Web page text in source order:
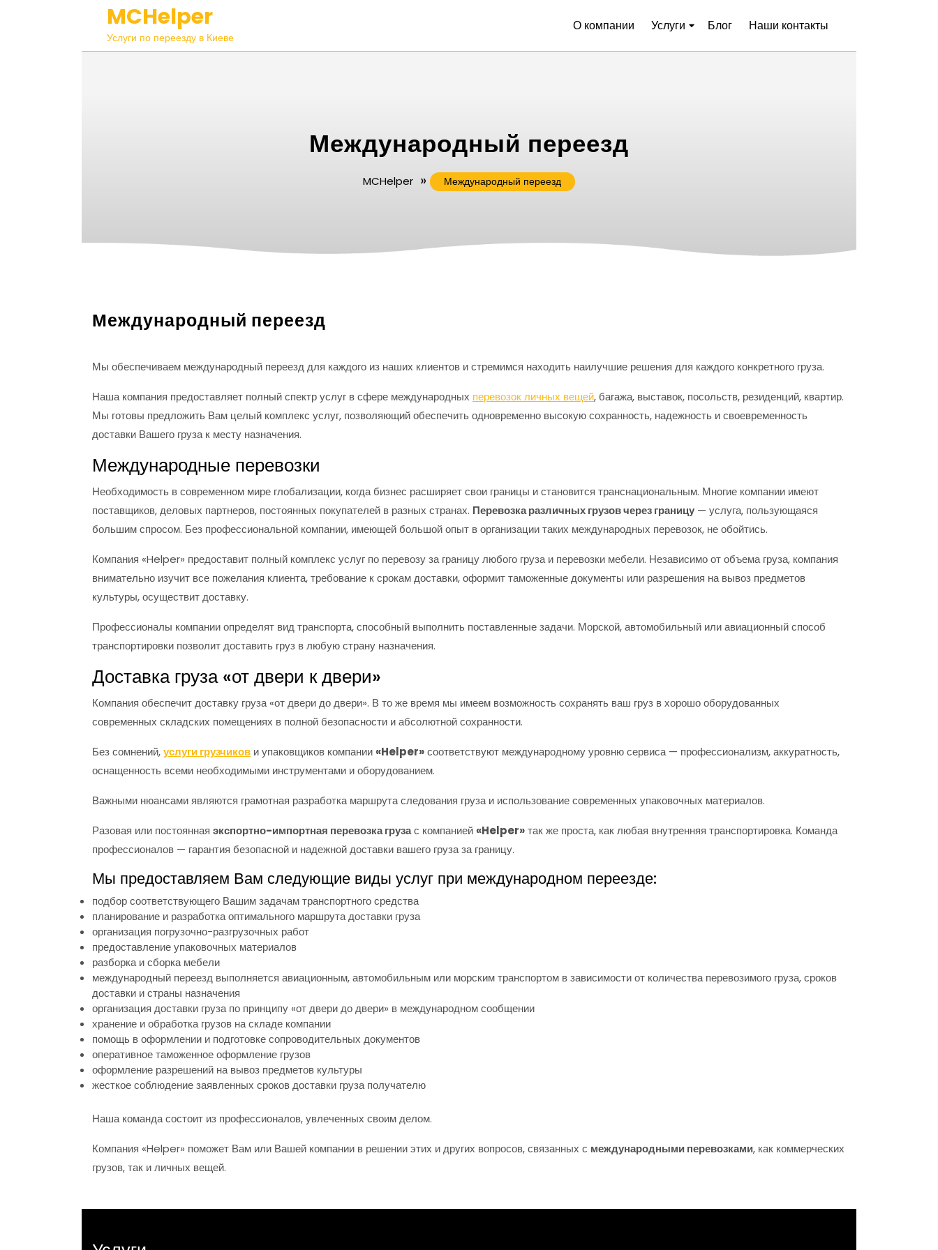
Перейти
содержимому
MCHelper
Услуги по переезду в Киеве
О компании Услуги Блог Наши контакты
Международный переезд
MCHelper » Международный переезд
Международный переезд
Мы обеспечиваем международный переезд для каждого из наших клиентов и стремимся находить наилучшие решения для каждого конкретного груза.
Наша компания предоставляет полный спектр услуг в сфере международных перевозок личных вещей, багажа, выставок, посольств, резиденций, квартир.
Мы готовы предложить Вам целый комплекс услуг, позволяющий обеспечить одновременно высокую сохранность, надежность и своевременность
доставки Вашего груза к месту назначения.
Международные перевозки
Необходимость в современном мире глобализации, когда бизнес расширяет свои границы и становится транснациональным. Многие компании имеют
поставщиков, деловых партнеров, постоянных покупателей в разных странах. Перевозка различных грузов через границу — услуга, пользующаяся
большим спросом. Без профессиональной компании, имеющей большой опыт в организации таких международных перевозок, не обойтись.
Компания «Helper» предоставит полный комплекс услуг по перевозу за границу любого груза и перевозки мебели. Независимо от объема груза, компания
внимательно изучит все пожелания клиента, требование к срокам доставки, оформит таможенные документы или разрешения на вывоз предметов
культуры, осуществит доставку.
Профессионалы компании определят вид транспорта, способный выполнить поставленные задачи. Морской, автомобильный или авиационный способ
транспортировки позволит доставить груз в любую страну назначения.
Доставка груза «от двери к двери»
Компания обеспечит доставку груза «от двери до двери». В то же время мы имеем возможность сохранять ваш груз в хорошо оборудованных
современных складских помещениях в полной безопасности и абсолютной сохранности.
Без сомнений,услуги грузчиков и упаковщиков компании «Helper»соответствуют международному уровню сервиса — профессионализм, аккуратность,
оснащенность всеми необходимыми инструментами и оборудованием.
Важными нюансами являются грамотная разработка маршрута следования груза и использование современных упаковочных материалов.
Разовая или постоянная экспортно-импортная перевозка грузас компанией «Helper»так же проста, как любая внутренняя транспортировка. Команда
профессионалов — гарантия безопасной и надежной доставки вашего груза за границу.
Мы предоставляем Вам следующие виды услуг при международном переезде:
подбор соответствующего Вашим задачам транспортного средства
планирование и разработка оптимального маршрута доставки груза
организация погрузочно-разгрузочных работ
предоставление упаковочных материалов
разборка и сборка мебели
международный переезд выполняется авиационным, автомобильным или морским транспортом в зависимости от количества перевозимого груза, сроков
доставки и страны назначения
организация доставки груза по принципу «от двери до двери» в международном сообщении
хранение и обработка грузов на складе компании
помощь в оформлении и подготовке сопроводительных документов
оперативное таможенное оформление грузов
оформление разрешений на вывоз предметов культуры
жесткое соблюдение заявленных сроков доставки груза получателю
Наша команда состоит из профессионалов, увлеченных своим делом.
Компания «Helper» поможет Вам или Вашей компании в решении этих и других вопросов, связанных с международными перевозками, как коммерческих
грузов, так и личных вещей.